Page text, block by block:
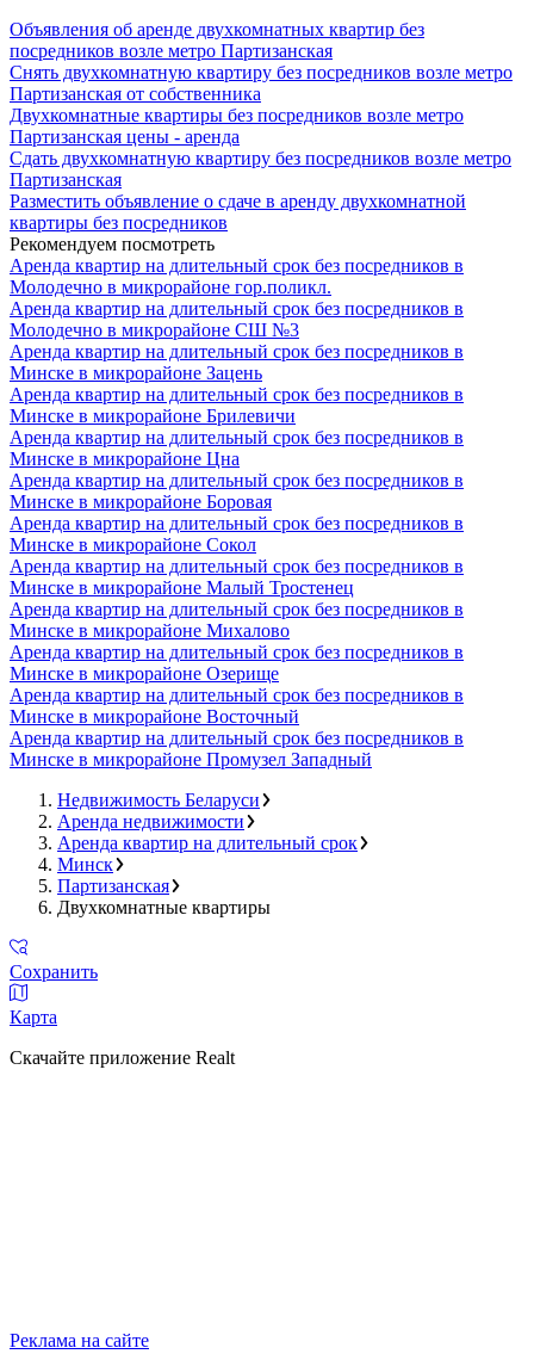
Объявления об аренде двухкомнатных квартир без
посредников возле метро Партизанская
Снять двухкомнатную квартиру без посредников возле метро
Партизанская от собственника
Двухкомнатные квартиры без посредников возле метро
Партизанская цены - аренда
Сдать двухкомнатную квартиру без посредников возле метро
Партизанская
Разместить объявление о сдаче в аренду двухкомнатной
квартиры без посредников
Рекомендуем посмотреть
Аренда квартир на длительный срок без посредников в
Молодечно в микрорайоне гор.поликл.
Аренда квартир на длительный срок без посредников в
Молодечно в микрорайоне СШ №3
Аренда квартир на длительный срок без посредников в
Минске в микрорайоне Зацень
Аренда квартир на длительный срок без посредников в
Минске в микрорайоне Брилевичи
Аренда квартир на длительный срок без посредников в
Минске в микрорайоне Цна
Аренда квартир на длительный срок без посредников в
Минске в микрорайоне Боровая
Аренда квартир на длительный срок без посредников в
Минске в микрорайоне Сокол
Аренда квартир на длительный срок без посредников в
Минске в микрорайоне Малый Тростенец
Аренда квартир на длительный срок без посредников в
Минске в микрорайоне Михалово
Аренда квартир на длительный срок без посредников в
Минске в микрорайоне Озерище
Аренда квартир на длительный срок без посредников в
Минске в микрорайоне Восточный
Аренда квартир на длительный срок без посредников в
Минске в микрорайоне Промузел Западный
Недвижимость Беларуси
Аренда недвижимости
Аренда квартир на длительный срок
Минск
Партизанская
Двухкомнатные квартиры
Сохранить
Карта
Скачайте приложение Realt
Реклама на сайте